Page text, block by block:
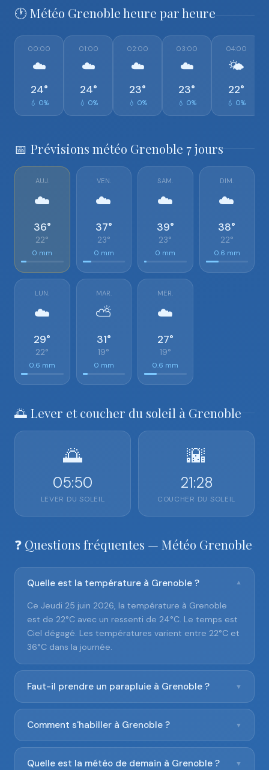
🕐 Météo Grenoble heure par heure
00:00
☁️
24°
💧 0%
01:00
☁️
24°
💧 0%
02:00
☁️
23°
💧 0%
03:00
☁️
23°
💧 0%
04:00
🌤️
22°
💧 0%
📅 Prévisions météo Grenoble 7 jours
AUJ.
☁️
36°
22°
0 mm
VEN.
☁️
37°
23°
0 mm
SAM.
☁️
39°
23°
0 mm
DIM.
☁️
38°
22°
0.6 mm
LUN.
☁️
29°
22°
0.6 mm
MAR.
⛅
31°
19°
0 mm
MER.
☁️
27°
19°
0.6 mm
🌅 Lever et coucher du soleil à Grenoble
🌅
05:50
LEVER DU SOLEIL
🌇
21:28
COUCHER DU SOLEIL
❓ Questions fréquentes — Météo Grenoble
Quelle est la température à Grenoble ? ▼
Ce Jeudi 25 juin 2026, la température à Grenoble
est de 22°C avec un ressenti de 24°C. Le temps est
Ciel dégagé. Les températures varient entre 22°C et
36°C dans la journée.
Faut-il prendre un parapluie à Grenoble ? ▼
Comment s'habiller à Grenoble ? ▼
Quelle est la météo de demain à Grenoble ? ▼